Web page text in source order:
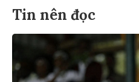
Tin nên đọc